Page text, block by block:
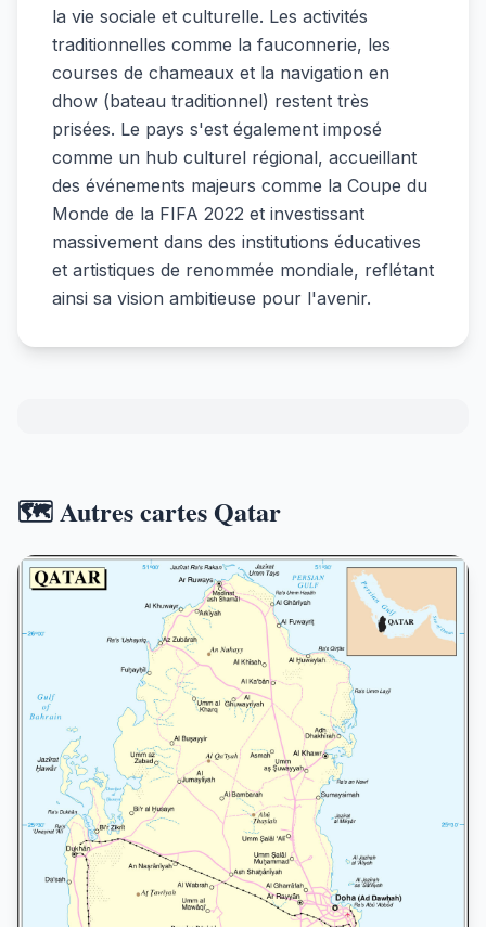
la vie sociale et culturelle. Les activités
traditionnelles comme la fauconnerie, les
courses de chameaux et la navigation en
dhow (bateau traditionnel) restent très
prisées. Le pays s'est également imposé
comme un hub culturel régional, accueillant
des événements majeurs comme la Coupe du
Monde de la FIFA 2022 et investissant
massivement dans des institutions éducatives
et artistiques de renommée mondiale, reflétant
ainsi sa vision ambitieuse pour l'avenir.
🗺️ Autres cartes Qatar